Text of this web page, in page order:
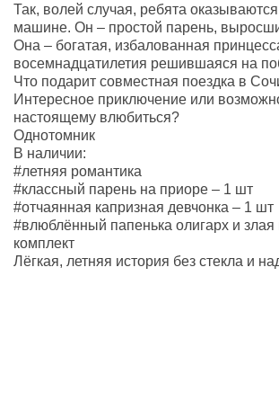
Так, волей случая, ребята
машине. Он – простой парень,
Она – богатая, избалованная
восемнадцатилетия решившаяся на
Что подарит совместная поездка в
Интересное приключение или
настоящему влюбиться?
Однотомник
В наличии:
#летняя романтика
#классный парень на приоре – 1 шт
#отчаянная капризная девчонка – 1 шт
#влюблённый папенька олигарх и злая
комплект
Лёгкая, летняя история без стекла и